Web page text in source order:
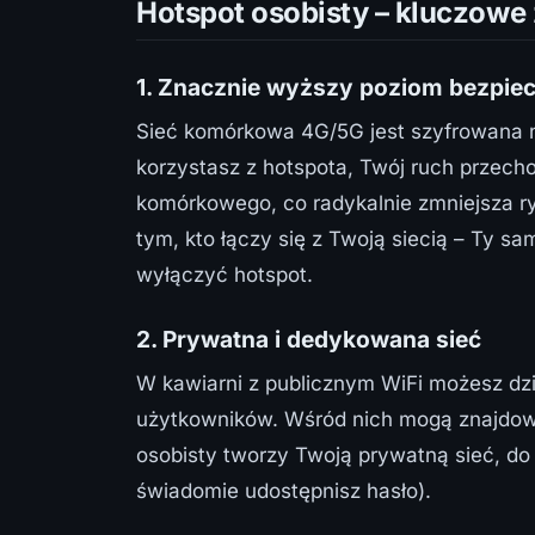
Hotspot osobisty – kluczowe
1. Znacznie wyższy poziom
Sieć komórkowa 4G/5G jest szyfrowana
korzystasz z hotspota, Twój ruch
komórkowego, co radykalnie zmniejsza
tym, kto łączy się z Twoją siecią – Ty
wyłączyć hotspot.
2. Prywatna i dedykowana sieć
W kawiarni z publicznym WiFi możesz
użytkowników. Wśród nich mogą
osobisty tworzy Twoją prywatną sieć,
świadomie udostępnisz hasło).